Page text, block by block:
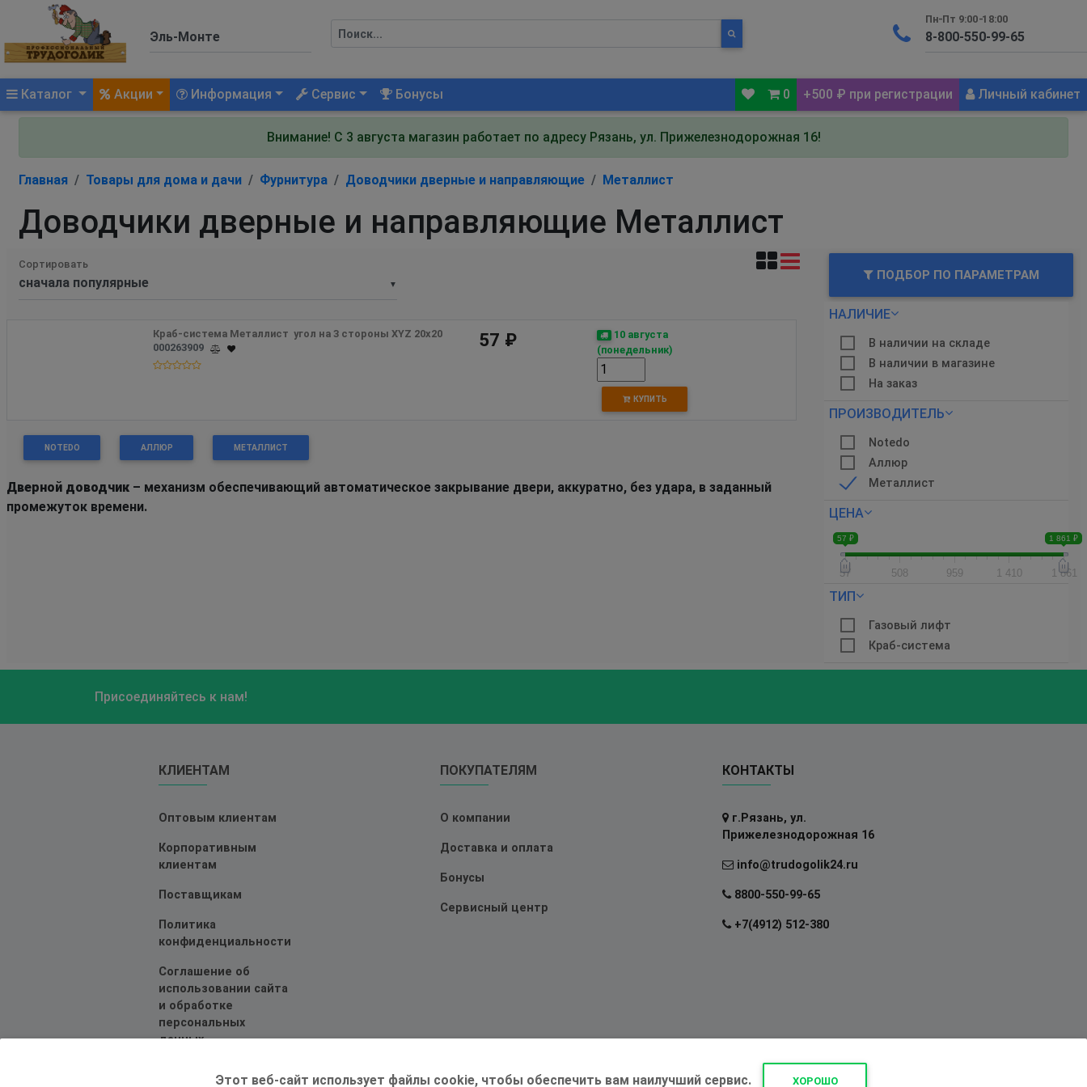
Пн-Пт 9:00-18:00
Каталог (current)Акции Информация Сервис Бонусы 0 +500 ₽ при регистрации Личный кабинет
Внимание! С 3 августа магазин работает по адресу Рязань, ул. Прижелезнодорожная 16!
Главная Товары для дома и дачи Фурнитура Доводчики дверные и направляющие Металлист
Доводчики дверные и направляющие Металлист
ПОДБОР ПО ПАРАМЕТРАМ
НАЛИЧИЕ
В наличии на складе
В наличии в магазине
На заказ
ПРОИЗВОДИТЕЛЬ
Notedo
Аллюр
Металлист
ЦЕНА
57 ₽ 1 861 ₽
57 508 959 1 410 1 861
ТИП
Газовый лифт
Краб-система
▼
Сортировать
Краб-система Металлист  угол на 3 стороны XYZ 20х20
000263909
57 ₽
10 августа
(понедельник)
КУПИТЬ
NOTEDO АЛЛЮР МЕТАЛЛИСТ
Дверной доводчик – механизм обеспечивающий автоматическое закрывание двери, аккуратно, без удара, в заданный
промежуток времени.
Присоединяйтесь к нам!
КЛИЕНТАМ
Оптовым клиентам
Корпоративным
клиентам
Поставщикам
Политика
конфиденциальности
Соглашение об
использовании сайта
и обработке
персональных
данных
ПОКУПАТЕЛЯМ
О компании
Доставка и оплата
Бонусы
Сервисный центр
КОНТАКТЫ
г.Рязань, ул.
Прижелезнодорожная 16
info@trudogolik24.ru
8800-550-99-65
+7(4912) 512-380
Этот веб-сайт использует файлы cookie, чтобы обеспечить вам наилучший сервис. ХОРОШО